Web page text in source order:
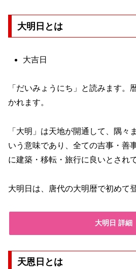
大明日とは
大吉日
「だいみょうにち」と読みます。
かれます。
「大明」は天地が開通して、隅々
いう意味であり、全ての吉事・善
に建築・移転・旅行に良いとされ
大明日は、唐代の大明暦で初めて
大明日 詳細
天恩日とは